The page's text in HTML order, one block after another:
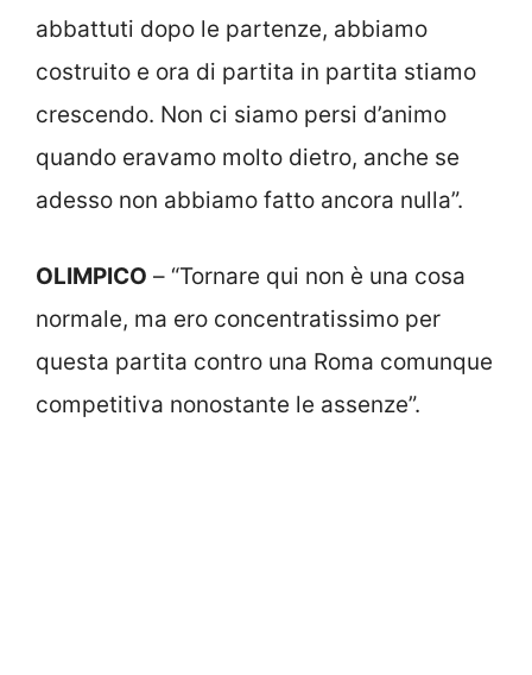
abbattuti dopo le partenze, abbiamo
costruito e ora di partita in partita stiamo
crescendo. Non ci siamo persi d’animo
quando eravamo molto dietro, anche se
adesso non abbiamo fatto ancora nulla”.
OLIMPICO – “Tornare qui non è una cosa
normale, ma ero concentratissimo per
questa partita contro una Roma comunque
competitiva nonostante le assenze”.